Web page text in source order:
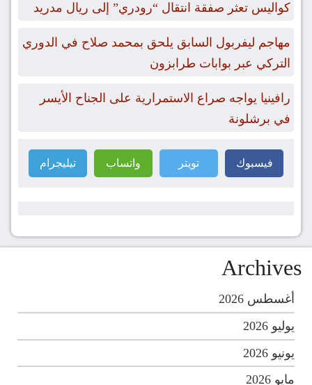
كواليس تعثر صفقة انتقال “رودري” إلى ريال مدريد
مهاجم ليفربول السابق يلحق بمحمد صلاح في الدوري
التركي عبر بوابات طرابزون
رافينيا يواجه صراع الاستمرارية على الجناح الأيسر
في برشلونة
فيسبوك تويتر واتساب تيليجرام
Archives
أغسطس 2026
يوليو 2026
يونيو 2026
مايو 2026